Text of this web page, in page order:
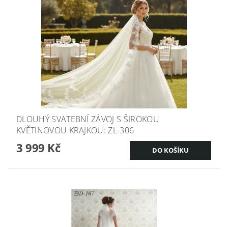
DLOUHÝ SVATEBNÍ ZÁVOJ S ŠIROKOU
KVĚTINOVOU KRAJKOU: ZL-306
3 999 Kč